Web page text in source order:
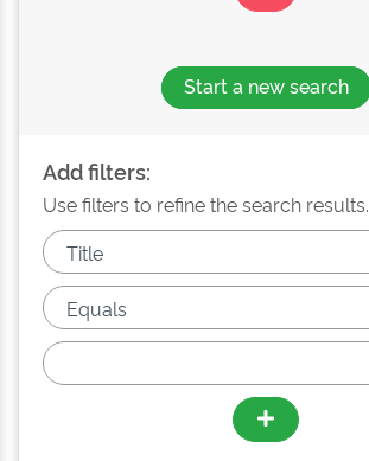
Start a new search
Add filters:
Use filters to refine the search results.